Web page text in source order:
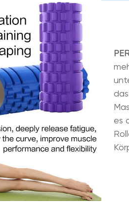
es